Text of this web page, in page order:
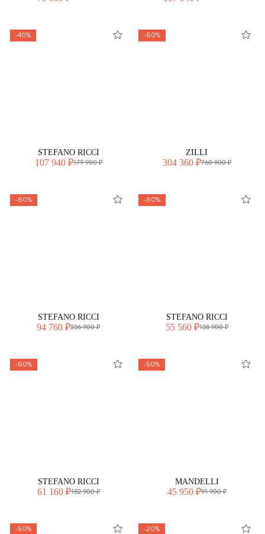
-40%
STEFANO RICCI
107 940 ₽179 900 ₽
-60%
ZILLI
304 360 ₽760 900 ₽
-60%
STEFANO RICCI
94 760 ₽236 900 ₽
-60%
STEFANO RICCI
55 560 ₽138 900 ₽
-60%
STEFANO RICCI
61 160 ₽152 900 ₽
-50%
MANDELLI
45 950 ₽91 900 ₽
-50% -20%